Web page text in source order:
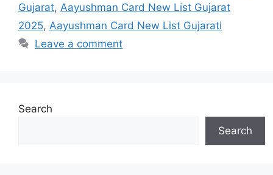
Gujarat, Aayushman Card New List Gujarat
2025, Aayushman Card New List Gujarati
Leave a comment
Search
Search